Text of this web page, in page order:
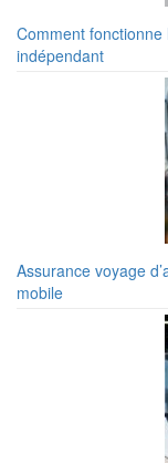
Comment
indépendant
Assurance voyage
mobile